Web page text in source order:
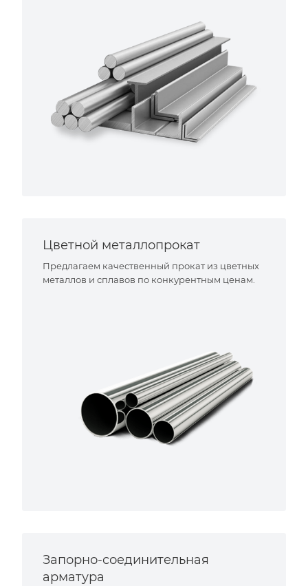
Цветной металлопрокат
Предлагаем качественный прокат из цветных
металлов и сплавов по конкурентным ценам.
Запорно-соединительная
арматура